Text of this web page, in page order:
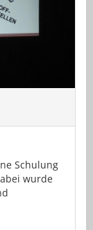
Schulung
wurde